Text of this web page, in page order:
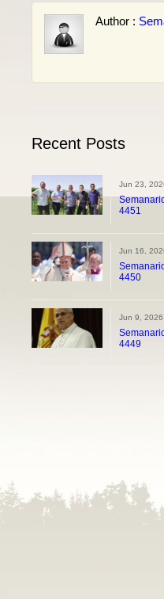
Author :
Recent Posts
Jun 23,
4451
Jun 16,
4450
Jun 9, 2026
4449